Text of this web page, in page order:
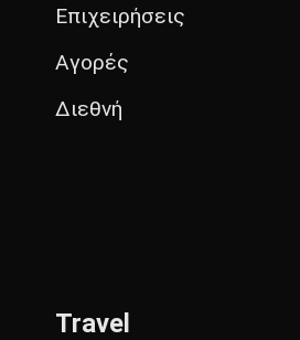
Επιχειρήσεις
Αγορές
Διεθνή
Travel